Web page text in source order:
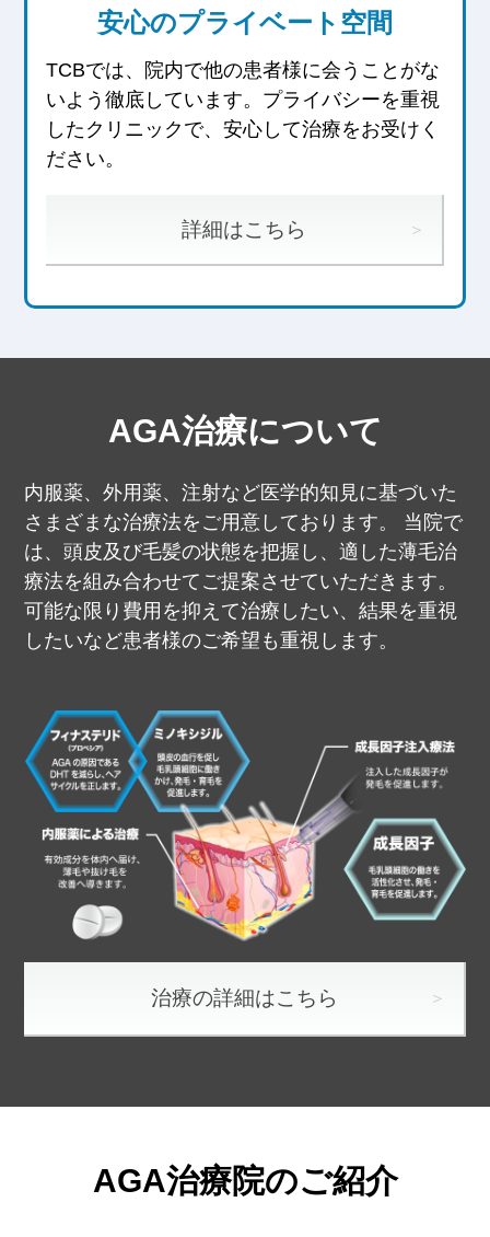
安心のプライベート空間
TCBでは、院内で他の患者様に会うことがな
いよう徹底しています。 プライバシーを重視
したクリニックで、安心して治療をお受けく
ださい。
詳細はこちら
AGA治療について
内服薬、外用薬、注射など医学的知見に基づいた
さまざまな治療法をご用意しております。
当院で
は、頭皮及び毛髪の状態を把握し、適した薄毛治
療法を組み合わせてご提案させていただきます。
可能な限り費用を抑えて治療したい、結果を重視
したいなど患者様のご希望も重視します。
治療の詳細はこちら
AGA治療院のご紹介